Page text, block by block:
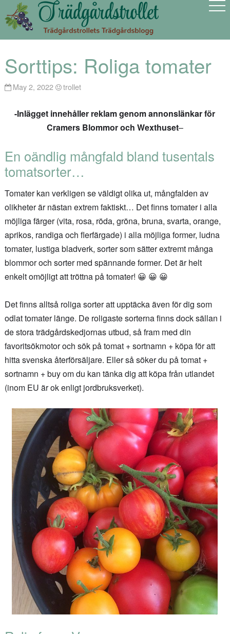
Sorttips: Roliga tomater
May 2, 2022 trollet
-Inlägget innehåller reklam genom annonslänkar för
Cramers Blommor och Wexthuset–
En oändlig mångfald bland tusentals
tomatsorter…
Tomater kan verkligen se väldigt olika ut, mångfalden av
olikheter är nästan extrem faktiskt… Det finns tomater i alla
möjliga färger (vita, rosa, röda, gröna, bruna, svarta, orange,
aprikos, randiga och flerfärgade) i alla möjliga former, ludna
tomater, lustiga bladverk, sorter som sätter extremt många
blommor och sorter med spännande former. Det är helt
enkelt omöjligt att tröttna på tomater! 😀 😀 😀
Det finns alltså roliga sorter att upptäcka även för dig som
odlat tomater länge. De roligaste sorterna finns dock sällan i
de stora trädgårdskedjornas utbud, så fram med din
favoritsökmotor och sök på tomat + sortnamn + köpa för att
hitta svenska återförsäljare. Eller så söker du på tomat +
sortnamn + buy om du kan tänka dig att köpa från utlandet
(inom EU är ok enligt jordbruksverket).